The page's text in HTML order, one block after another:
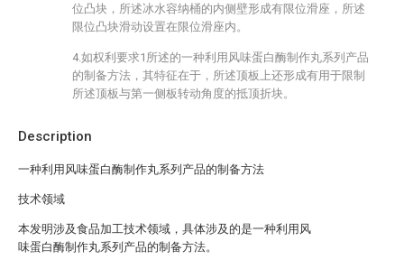
Description
一种利用风味蛋白酶制作丸系列产品的制备方法
技术领域
本发明涉及食品加工技术领域，具体涉及的是一种利用风
味蛋白酶制作丸系列产品的制备方法。
位凸块，所述冰水容纳桶的内侧壁形成有限位滑座，所述
限位凸块滑动设置在限位滑座内。
4.如权利要求1所述的一种利用风味蛋白酶制作丸系列产品
的制备方法，其特征在于，所述顶板上还形成有用于限制
所述顶板与第一侧板转动角度的抵顶折块。